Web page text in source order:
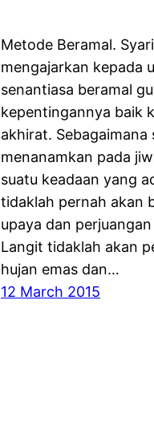
Metode Beramal.
mengajarkan kepada
senantiasa beramal
kepentingannya baik
akhirat. Sebagaimana
menanamkan pada
suatu keadaan yang
tidaklah pernah akan
upaya dan
Langit tidaklah akan
hujan emas dan…
12 March 2015